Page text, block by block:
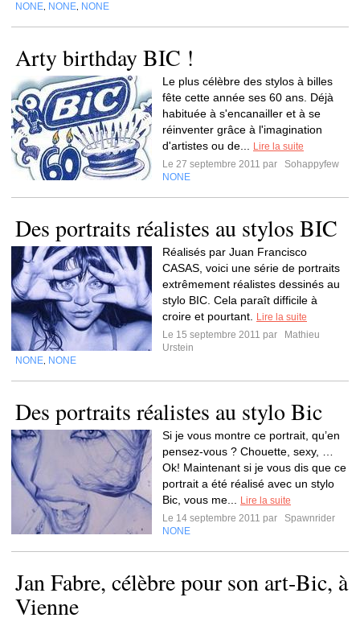
NONE NONE NONE
Arty birthday BIC !
Le plus célèbre des stylos à billes
fête cette année ses 60 ans. Déjà
habituée à s'encanailler et à se
réinventer grâce à l'imagination
d'artistes ou de...
Lire la suite
Le 27 septembre 2011 par
Sohappyfew
NONE
Des portraits réalistes au stylos BIC
Réalisés par Juan Francisco
CASAS, voici une série de portraits
extrêmement réalistes dessinés au
stylo BIC. Cela paraît difficile à
croire et pourtant.
Lire la suite
Le 15 septembre 2011 par
Mathieu
Urstein
NONE NONE
Des portraits réalistes au stylo Bic
Si je vous montre ce portrait, qu’en
pensez-vous ? Chouette, sexy, …
Ok! Maintenant si je vous dis que ce
portrait a été réalisé avec un stylo
Bic, vous me...
Lire la suite
Le 14 septembre 2011 par
Spawnrider
NONE
Jan Fabre, célèbre pour son art-Bic, à
Vienne